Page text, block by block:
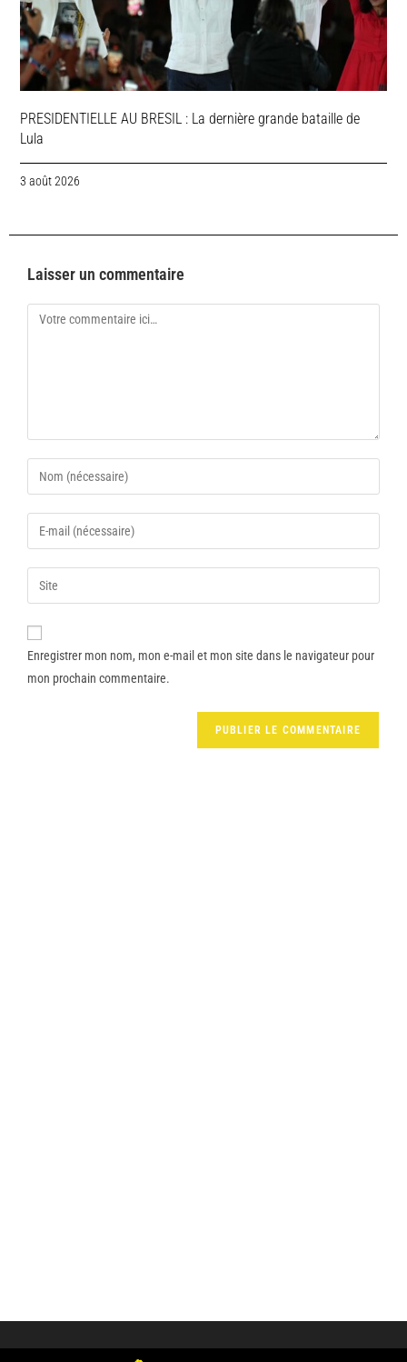
PRESIDENTIELLE AU BRESIL : La dernière grande bataille de
Lula
3 août 2026
Laisser un commentaire
Enregistrer mon nom, mon e-mail et mon site dans le navigateur pour
mon prochain commentaire.